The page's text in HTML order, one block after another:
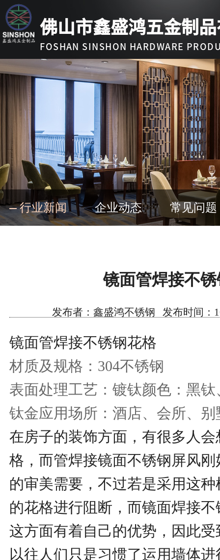
佛山市鑫盛鸿五金制
FOSHAN SINSHON HARDWARE
行业新闻 企业动态 常见问题
镜面管焊接不
发布者：鑫盛鸿不锈钢 发布时间：
镜面管焊接不锈钢花格
材质及规格：304不锈钢
表面处理工艺：镀钛颜色：黑钛
钛金应用场所：酒店、会所、
在房子的装饰方面，有很多人
格，而管焊接镜面不锈钢屏风
的审美需要，不过若是采用这
的花格进行阻断，而镜面焊接
这方面有着自己的优势，因此
以往人们只是习惯了运用墙体